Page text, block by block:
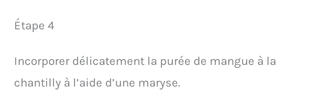
Étape 4
Incorporer délicatement la purée de mangue à la
chantilly à l’aide d’une maryse.